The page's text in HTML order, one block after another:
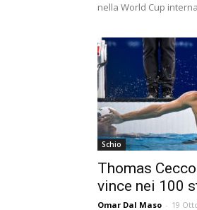
nella World Cup
Schio
Thomas
vince nei 100
Omar Dal Maso - 19